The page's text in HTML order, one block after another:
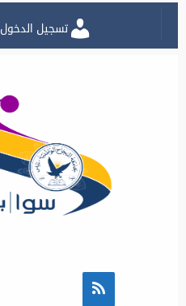
تسجيل الدخول